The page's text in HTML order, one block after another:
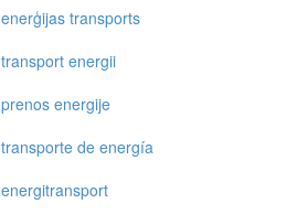
enerģijas transports
transport energii
prenos energije
transporte de energía
energitransport